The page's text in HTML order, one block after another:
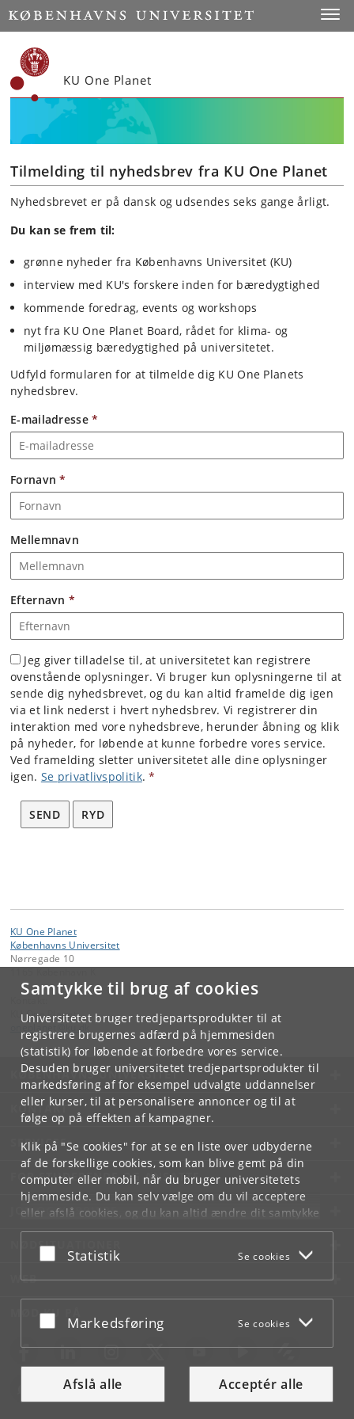
Samtykke til brug af cookies
Universitetet bruger tredjepartsprodukter til at
registrere brugernes adfærd på hjemmesiden
(statistik) for løbende at forbedre vores service.
Desuden bruger universitetet tredjepartsprodukter til
markedsføring af for eksempel udvalgte uddannelser
eller kurser, til at personalisere annoncer og til at
følge op på effekten af kampagner.
Klik på "Se cookies" for at se en liste over udbyderne
af de forskellige cookies, som kan blive gemt på din
computer eller mobil, når du bruger universitetets
hjemmeside. Du kan selv vælge om du vil acceptere
eller afslå cookies, og du kan altid ændre dit samtykke
underCookie- og privatlivspolitiksom du finder i
bunden af hver side.
Acceptér eller afslå
Statistik Se cookies
Acceptér eller afslå
Markedsføring Se cookies
Afslå alle Acceptér alle
Start
KU One Planet
Tilmelding til nyhedsbrev fra KU One Planet
Nyhedsbrevet er på dansk og udsendes seks gange årligt.
Du kan se frem til:
grønne nyheder fra Københavns Universitet (KU)
interview med KU's forskere inden for bæredygtighed
kommende foredrag, events og workshops
nyt fra KU One Planet Board, rådet for klima- og
miljømæssig bæredygtighed på universitetet.
Udfyld formularen for at tilmelde dig KU One Planets
nyhedsbrev.
E-mailadresse*
Fornavn*
Mellemnavn
Efternavn *
Jeg giver tilladelse til, at universitetet kan registrere
ovenstående oplysninger. Vi bruger kun oplysningerne til at
sende dig nyhedsbrevet, og du kan altid framelde dig igen
via et link nederst i hvert nyhedsbrev. Vi registrerer din
interaktion med vore nyhedsbreve, herunder åbning og klik
på nyheder, for løbende at kunne forbedre vores service.
Ved framelding sletter universitetet alle dine oplysninger
igen. Se privatlivspolitik.*
SEND RYD
KU One Planet
Københavns Universitet
Nørregade 10
KU One Planet
KØBENHAVNS UNIVERSITET
KONTAKT
SERVICES
FOR STUDERENDE OG ANSATTE
JOB OG KARRIERE
NØDSITUATIONER
WEB
MØD KU PÅ